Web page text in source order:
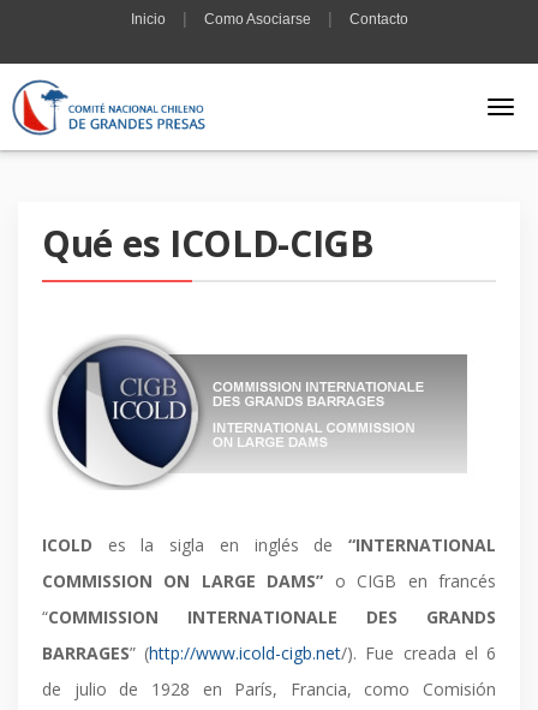
Inicio | Como Asociarse | Contacto
Qué es ICOLD-CIGB
ICOLD es la sigla en inglés de “INTERNATIONAL
COMMISSION ON LARGE DAMS” o CIGB en francés
“COMMISSION INTERNATIONALE DES GRANDS
BARRAGES” (http://www.icold-cigb.net/). Fue creada el 6
de julio de 1928 en París, Francia, como Comisión